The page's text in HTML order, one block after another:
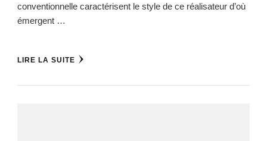
conventionnelle caractérisent le style de ce réalisateur d’où
émergent …
LIRE LA SUITE